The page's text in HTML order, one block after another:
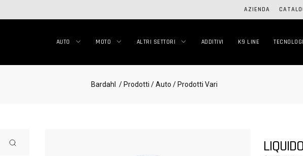
AZIENDA
AUTO MOTO ALTRI SETTORI ADDITIVI K9 LINE
Bardahl / Prodotti / Auto / Prodotti Vari